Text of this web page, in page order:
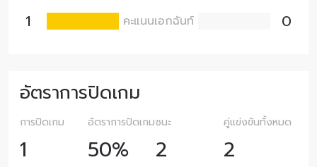
1
คะแนนเอกฉันท์ 0
อัตราการปิดเกม
การปิดเกม
1
อัตราการปิดเกม
50%
ชนะ
2
คู่แข่งขันทั้งหมด
2
ยกเลิกการสมัครรับข่าวสารได้ตลอดเวลา